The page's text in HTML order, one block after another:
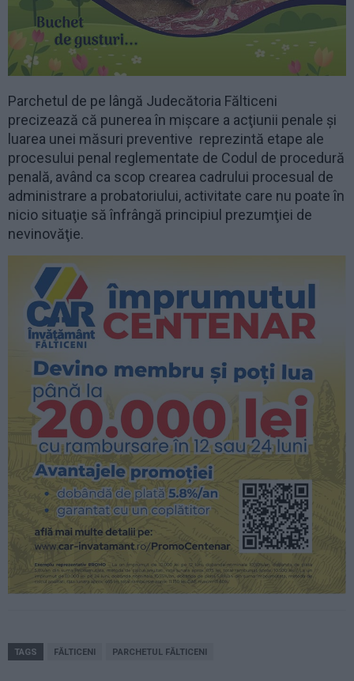
Parchetul de pe lângă Judecătoria Fălticeni
precizează că punerea în mişcare a acţiunii penale şi
luarea unei măsuri preventive reprezintă etape ale
procesului penal reglementate de Codul de procedură
penală, având ca scop crearea cadrului procesual de
administrare a probatoriului, activitate care nu poate în
nicio situaţie să înfrângă principiul prezumţiei de
nevinovăţie.
TAGS FĂLTICENI PARCHETUL FĂLTICENI